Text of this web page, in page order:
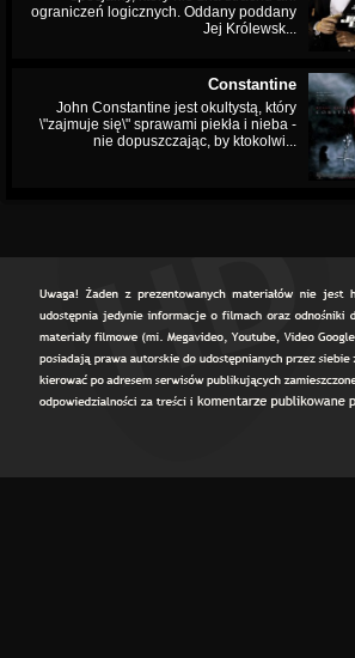
ograniczeń logicznych. Oddany poddany
Jej Królewsk...
Constantine
John Constantine jest okultystą, który
\"zajmuje się\" sprawami piekła i nieba -
nie dopuszczając, by ktokolwi...